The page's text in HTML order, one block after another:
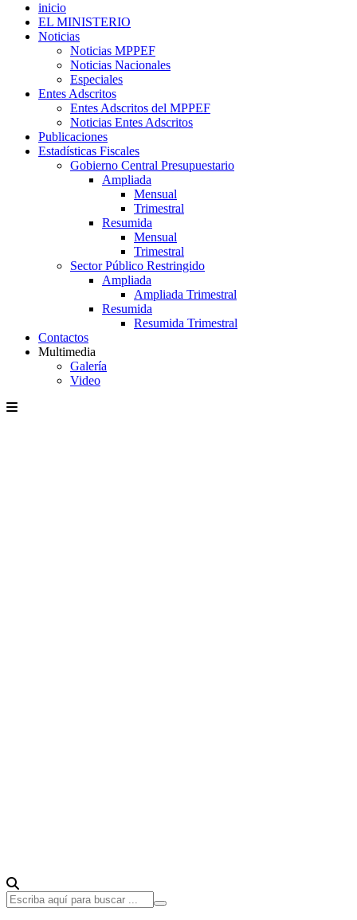
inicio
EL MINISTERIO
Noticias
Noticias MPPEF
Noticias Nacionales
Especiales
Entes Adscritos
Entes Adscritos del MPPEF
Noticias Entes Adscritos
Publicaciones
Estadísticas Fiscales
Gobierno Central Presupuestario
Ampliada
Mensual
Trimestral
Resumida
Mensual
Trimestral
Sector Público Restringido
Ampliada
Ampliada Trimestral
Resumida
Resumida Trimestral
Contactos
Multimedia
Galería
Video